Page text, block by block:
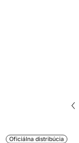
Oficiálna distribúcia